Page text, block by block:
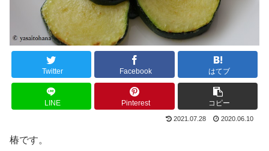
Twitter Facebook はてブ
LINE Pinterest コピー
2021.07.28 2020.06.10
椿です。